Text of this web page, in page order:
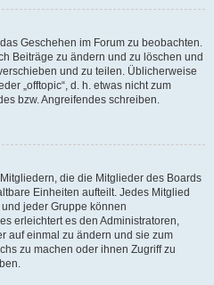
Geschehen im Forum zu beobachten.
Beiträge zu ändern und zu löschen und
und zu teilen. Üblicherweise
„offtopic“, d. h. etwas nicht zum
bzw. Angreifendes schreiben.
die die Mitglieder des Boards
Einheiten aufteilt. Jedes Mitglied
jeder Gruppe können
erleichtert es den Administratoren,
auf einmal zu ändern und sie zum
zu machen oder ihnen Zugriff zu